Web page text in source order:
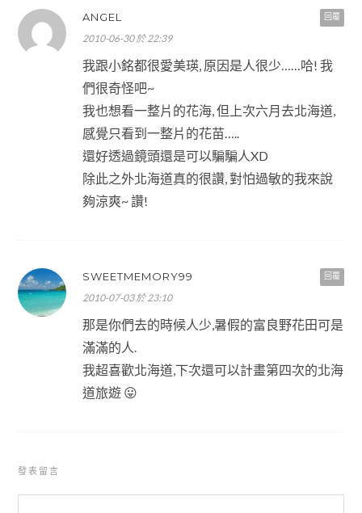
回覆
ANGEL
2010-06-30 於 22:39
我跟小銘都很愛美瑛, 原因是人很少……哈! 我
們很奇怪吧~
我也想看一整片的花海, 但上次六月去北海道,
感覺只看到一整片的花苗…..
還好透過鏡頭還是可以騙騙人XD
除此之外北海道真的很讚, 對怕過敏的我來說
夠涼爽~ 讚!
回覆
SWEETMEMORY99
2010-07-03 於 23:10
那是你們去的時候人少,暑假的富良野花田可是
滿滿的人.
我超喜歡北海道,下次還可以計畫第四次的北海
道旅遊 😛
發表留言